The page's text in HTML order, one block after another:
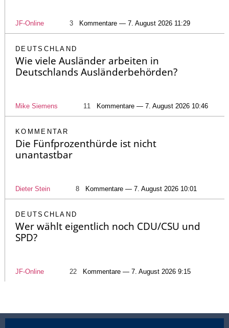
JF-Online 3 Kommentare — 7. August 2026 11:29
DEUTSCHLAND
Wie viele Ausländer arbeiten in
Deutschlands Ausländerbehörden?
Mike Siemens 11 Kommentare — 7. August 2026 10:46
KOMMENTAR
Die Fünfprozenthürde ist nicht
unantastbar
Dieter Stein 8 Kommentare — 7. August 2026 10:01
DEUTSCHLAND
Wer wählt eigentlich noch CDU/CSU und
SPD?
JF-Online 22 Kommentare — 7. August 2026 9:15